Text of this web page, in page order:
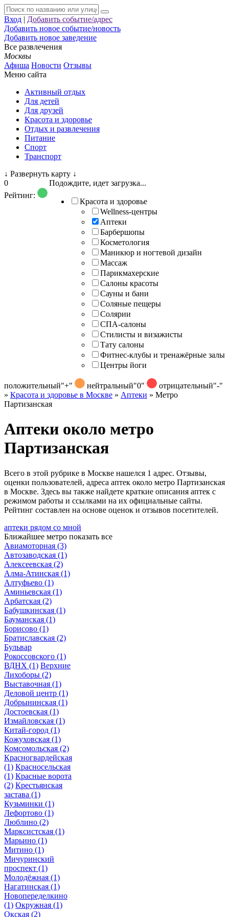
Вход | Добавить событие/адрес
Добавить новое событие/новость
Добавить новое заведение
Все развлечения
Москвы
Афиша Новости Отзывы
Меню сайта
Активный отдых
Для детей
Для друзей
Красота и здоровье
Отдых и развлечения
Питание
Спорт
Транспорт
↓ Развернуть карту ↓
Подождите, идет загрузка...
Красота и здоровье
Wellness-центры
Аптеки
Барбершопы
Косметология
Маникюр и ногтевой дизайн
Массаж
Парикмахерские
Салоны красоты
Сауны и бани
Соляные пещеры
Солярии
СПА-салоны
Стилисты и визажисты
Тату салоны
Фитнес-клубы и тренажёрные залы
Центры йоги
0
Рейтинг:
положительный"+" нейтральный"0" отрицательный"-"
» Красота и здоровье в Москве » Аптеки » Метро
Партизанская
Аптеки около метро
Партизанская
Всего в этой рубрике в Москве нашелся 1 адрес. Отзывы,
оценки пользователей, адреса аптек около метро Партизанская
в Москве. Здесь вы также найдете краткие описания аптек с
режимом работы и ссылками на их официальные сайты.
Рейтинг составлен на основе оценок и отзывов посетителей.
аптеки рядом со мной
Ближайшее метро показать все
Авиамоторная (3)
Автозаводская (1)
Алексеевская (2)
Алма-Атинская (1)
Алтуфьево (1)
Аминьевская (1)
Арбатская (2)
Бабушкинская (1)
Бауманская (1)
Борисово (1)
Братиславская (2)
Бульвар
Рокоссовского (1)
ВДНХ (1) Верхние
Лихоборы (2)
Выставочная (1)
Деловой центр (1)
Добрынинская (1)
Достоевская (1)
Измайловская (1)
Китай-город (1)
Кожуховская (1)
Комсомольская (2)
Красногвардейская
(1) Красносельская
(1) Красные ворота
(2) Крестьянская
застава (1)
Кузьминки (1)
Лефортово (1)
Люблино (2)
Марксистская (1)
Марьино (1)
Митино (1)
Мичуринский
проспект (1)
Молодёжная (1)
Нагатинская (1)
Новопеределкино
(1) Окружная (1)
Окская (2)